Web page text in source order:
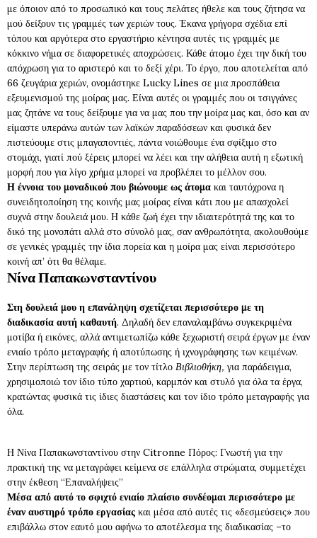
με όποιον από το προσωπικό και τους πελάτες ήθελε και τους ζήτησα να
μού δείξουν τις γραμμές των χεριών τους. Έκανα γρήγορα σχέδια επί
τόπου και αργότερα στο εργαστήριο κέντησα αυτές τις γραμμές με
κόκκινο νήμα σε διαφορετικές αποχρώσεις. Κάθε άτομο έχει την δική του
απόχρωση για το αριστερό και το δεξί χέρι. Το έργο, που αποτελείται από
66 ζευγάρια χεριών, ονομάστηκε Lucky Lines σε μια προσπάθεια
εξευμενισμού της μοίρας μας. Είναι αυτές οι γραμμές που οι τσιγγάνες
μας ζητάνε να τους δείξουμε για να μας που την μοίρα μας και, όσο και αν
είμαστε υπεράνω αυτών των λαϊκών παραδόσεων και φυσικά δεν
πιστεύουμε στις μπαγαποντιές, πάντα νοιώθουμε ένα σφίξιμο στο
στομάχι, γιατί πού ξέρεις μπορεί να λέει και την αλήθεια αυτή η εξωτική
μορφή που για λίγο χρήμα μπορεί να προβλέπει το μέλλον σου.
Η έννοια του μοναδικού που βιώνουμε ως άτομα και ταυτόχρονα η
συνειδητοποίηση της κοινής μας μοίρας είναι κάτι που με απασχολεί
συχνά στην δουλειά μου. Η κάθε ζωή έχει την ιδιαιτερότητά της και το
δικό της μονοπάτι αλλά στο σύνολό μας, σαν ανθρωπότητα, ακολουθούμε
σε γενικές γραμμές την ίδια πορεία και η μοίρα μας είναι περισσότερο
κοινή απ’ ότι θα θέλαμε.
Νίνα Παπακωνσταντίνου
Στη δουλειά μου η επανάληψη σχετίζεται περισσότερο με τη
διαδικασία αυτή καθαυτή. Δηλαδή δεν επαναλαμβάνω συγκεκριμένα
μοτίβα ή εικόνες, αλλά αντιμετωπίζω κάθε ξεχωριστή σειρά έργων με έναν
ενιαίο τρόπο μεταγραφής ή αποτύπωσης ή ιχνογράφησης των κειμένων.
Στην περίπτωση της σειράς με τον τίτλο Βιβλιοθήκη, για παράδειγμα,
χρησιμοποιώ τον ίδιο τύπο χαρτιού, καρμπόν και στυλό για όλα τα έργα,
κρατώντας φυσικά τις ίδιες διαστάσεις και τον ίδιο τρόπο μεταγραφής για
όλα.
Η Νίνα Παπακωνσταντίνου στην Citronne Πόρος: Γνωστή για την
πρακτική της να μεταγράφει κείμενα σε επάλληλα στρώματα, συμμετέχει
στην έκθεση “Επαναλήψεις”
Μέσα από αυτό το σφιχτό ενιαίο πλαίσιο συνδέομαι περισσότερο με
έναν αυστηρό τρόπο εργασίας και μέσα από αυτές τις «δεσμεύσεις» που
επιβάλλω στον εαυτό μου αφήνω το αποτέλεσμα της διαδικασίας –το